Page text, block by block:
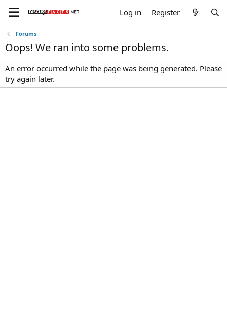
Log in Register
Forums
Oops! We ran into some problems.
An error occurred while the page was being generated. Please
try again later.